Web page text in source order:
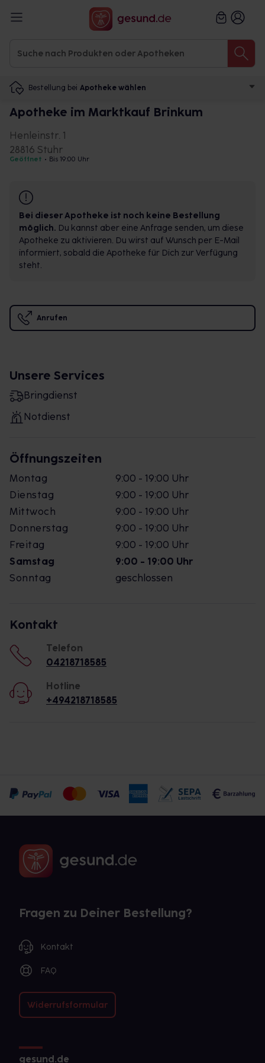
Bestellung bei Apotheke wählen
Apotheke im Marktkauf Brinkum
Henleinstr. 1
28816 Stuhr
Geöffnet • Bis 19:00 Uhr
Bei dieser Apotheke ist noch keine Bestellung
möglich. Du kannst aber eine Anfrage senden, um diese
Apotheke zu aktivieren. Du wirst auf Wunsch per E-Mail
informiert, sobald die Apotheke für Dich zur Verfügung
steht.
Anrufen
Unsere Services
Bringdienst
Notdienst
Öffnungszeiten
Montag
9:00 - 19:00 Uhr
Dienstag
9:00 - 19:00 Uhr
Mittwoch
9:00 - 19:00 Uhr
Donnerstag
9:00 - 19:00 Uhr
Freitag
9:00 - 19:00 Uhr
Samstag
9:00 - 19:00 Uhr
Sonntag
geschlossen
Kontakt
Telefon
04218718585
Hotline
+494218718585
Fragen zu Deiner Bestellung?
Kontakt
FAQ
Widerrufsformular
gesund.de